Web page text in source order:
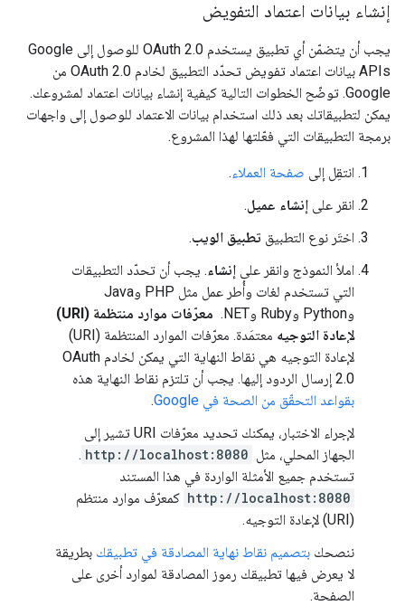
إنشاء بيانات اعتماد التفويض
يجب أن يتضمّن أي تطبيق يستخدم OAuth 2.0 للوصول إلى Google
APIs بيانات اعتماد تفويض تحدّد التطبيق لخادم OAuth 2.0 من
Google. توضّح الخطوات التالية كيفية إنشاء بيانات اعتماد لمشروعك.
يمكن لتطبيقاتك بعد ذلك استخدام بيانات الاعتماد للوصول إلى واجهات
برمجة التطبيقات التي فعّلتها لهذا المشروع.
انتقِل إلى صفحة العملاء.
انقر على إنشاء عميل.
اختَر نوع التطبيق تطبيق الويب.
املأ النموذج وانقر على إنشاء. يجب أن تحدّد التطبيقات
التي تستخدم لغات وأُطر عمل مثل PHP وJava
وPython وRuby و‎ .NET
معرّفات موارد منتظمة (URI)
لإعادة التوجيه
معتمَدة. معرّفات الموارد المنتظمة (URI)
لإعادة التوجيه هي نقاط النهاية التي يمكن لخادم OAuth
2.0 إرسال الردود إليها. يجب أن تلتزم نقاط النهاية هذه
بقواعد التحقّق من الصحة في Google
.
لإجراء الاختبار، يمكنك تحديد معرّفات URI تشير إلى
الجهاز المحلي، مثل http://localhost:8080
.
تستخدم جميع الأمثلة الواردة في هذا المستند
http://localhost:8080 كمعرّف موارد منتظم
(URI) لإعادة التوجيه.
ننصحك بتصميم نقاط نهاية المصادقة في تطبيقك بطريقة
لا يعرض فيها تطبيقك رموز المصادقة لموارد أخرى على
الصفحة.